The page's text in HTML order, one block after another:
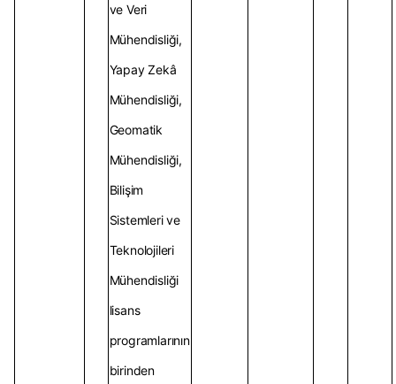
ve Veri
Mühendisliği,
Yapay Zekâ
Mühendisliği,
Geomatik
Mühendisliği,
Bilişim
Sistemleri ve
Teknolojileri
Mühendisliği
lisans
programlarının
birinden